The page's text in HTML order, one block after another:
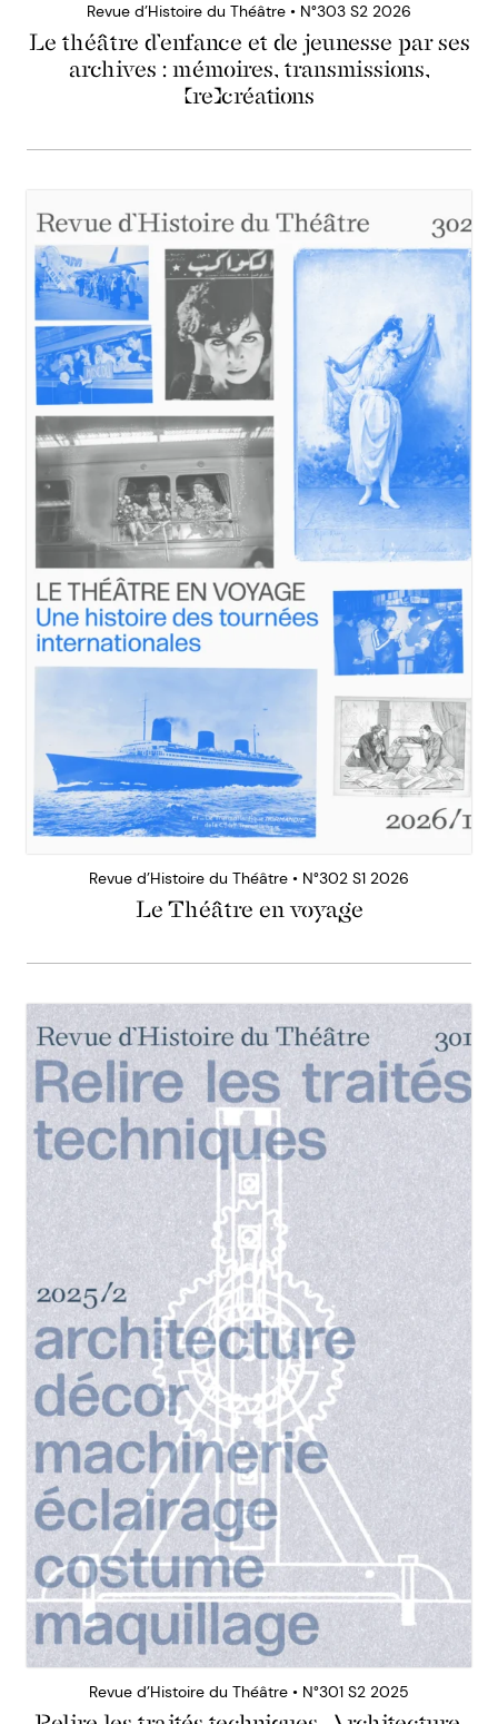
Revue d’Histoire du Théâtre • N°303 S2 2026
Le théâtre d’enfance et de jeunesse par ses
archives : mémoires, transmissions,
(re)créations
Revue d’Histoire du Théâtre • N°302 S1 2026
Le Théâtre en voyage
Revue d’Histoire du Théâtre • N°301 S2 2025